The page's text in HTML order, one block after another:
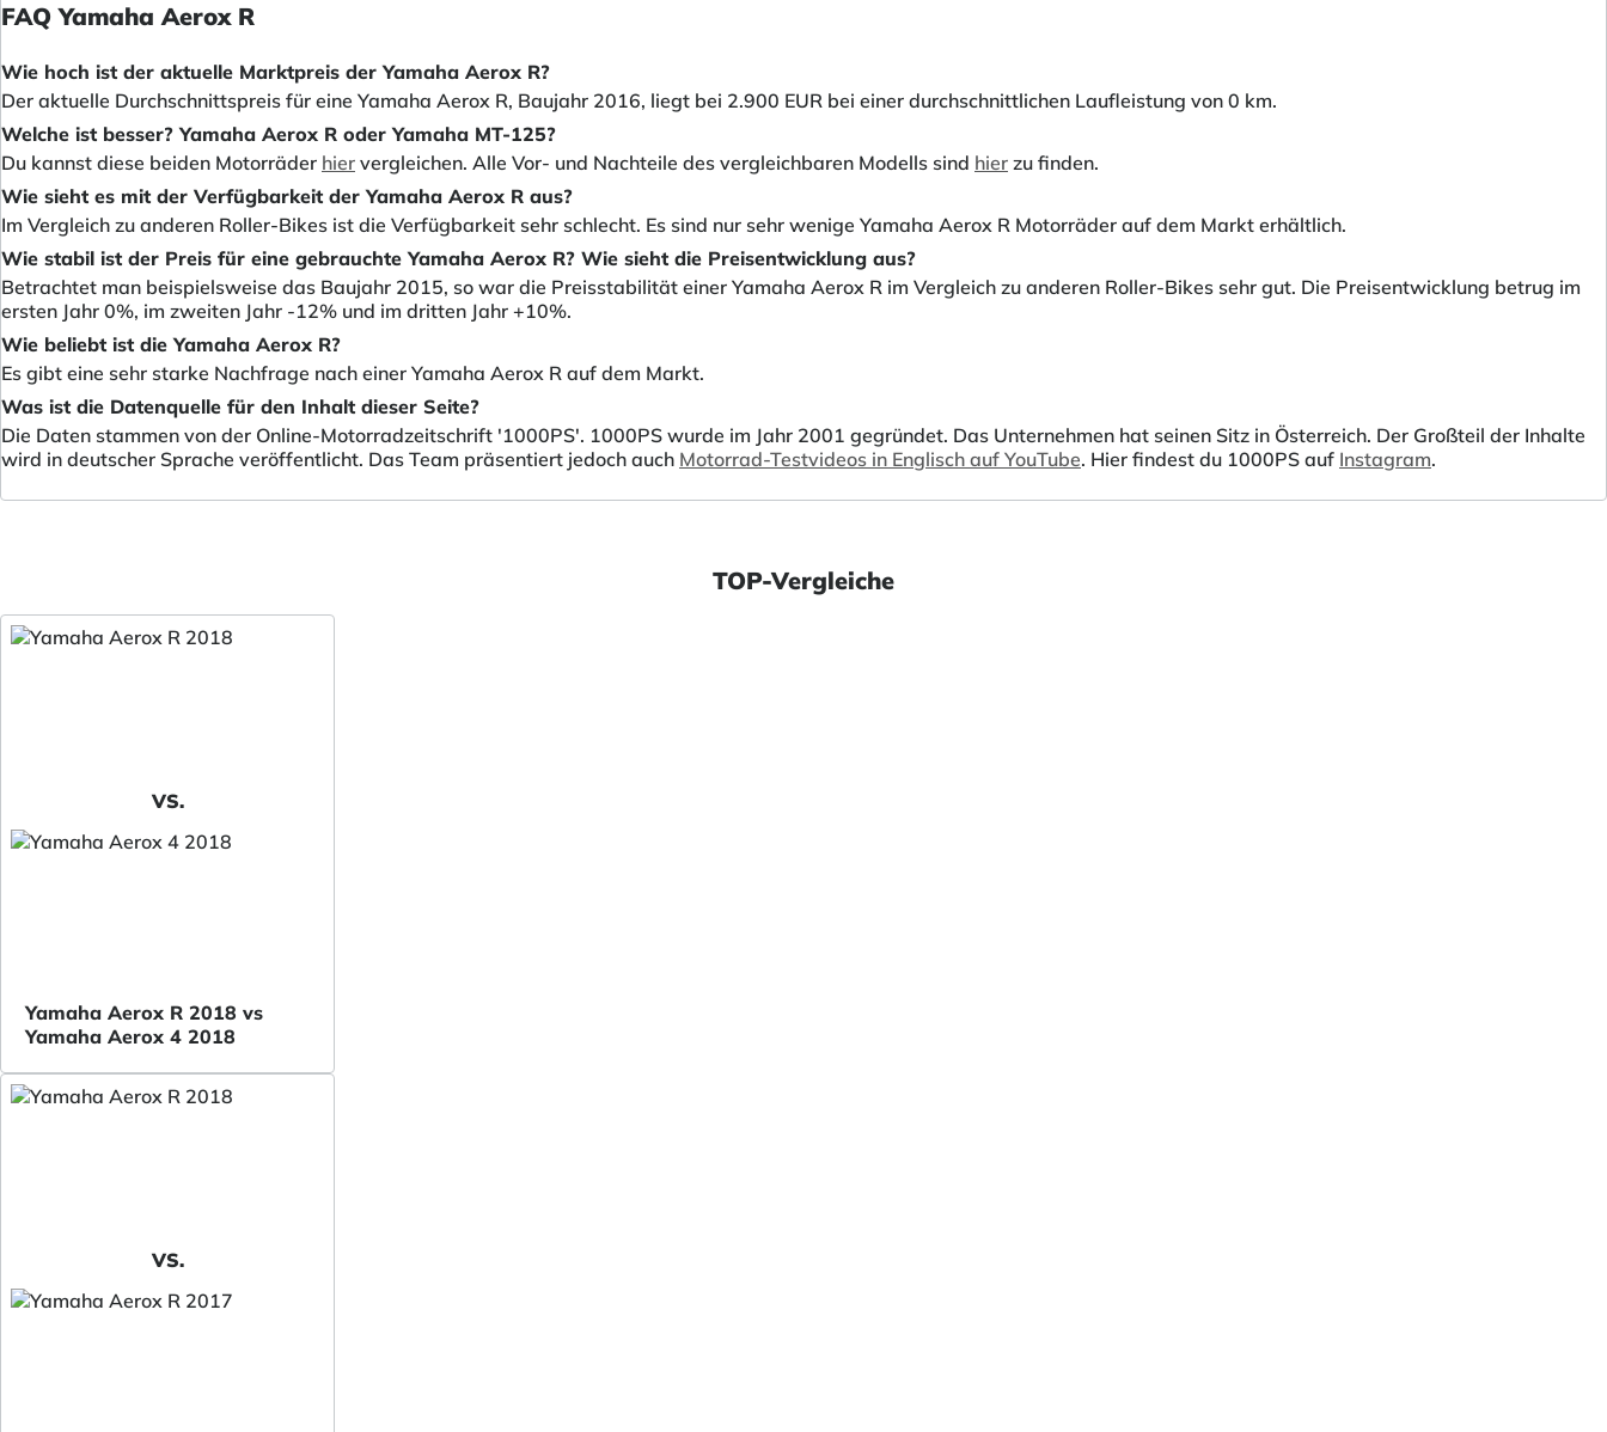
FAQ Yamaha Aerox R
Wie hoch ist der aktuelle Marktpreis der Yamaha Aerox R?
Der aktuelle Durchschnittspreis für eine Yamaha Aerox R, Baujahr 2016, liegt bei 2.900 EUR bei einer durchschnittlichen Laufleistung von 0 km.
Welche ist besser? Yamaha Aerox R oder Yamaha MT-125?
Du kannst diese beiden Motorräder hier vergleichen. Alle Vor- und Nachteile des vergleichbaren Modells sind hier zu finden.
Wie sieht es mit der Verfügbarkeit der Yamaha Aerox R aus?
Im Vergleich zu anderen Roller-Bikes ist die Verfügbarkeit sehr schlecht. Es sind nur sehr wenige Yamaha Aerox R Motorräder auf dem Markt erhältlich.
Wie stabil ist der Preis für eine gebrauchte Yamaha Aerox R? Wie sieht die Preisentwicklung aus?
Betrachtet man beispielsweise das Baujahr 2015, so war die Preisstabilität einer Yamaha Aerox R im Vergleich zu anderen Roller-Bikes sehr gut. Die Preisentwicklung betrug im
ersten Jahr 0%, im zweiten Jahr -12% und im dritten Jahr +10%.
Wie beliebt ist die Yamaha Aerox R?
Es gibt eine sehr starke Nachfrage nach einer Yamaha Aerox R auf dem Markt.
Was ist die Datenquelle für den Inhalt dieser Seite?
Die Daten stammen von der Online-Motorradzeitschrift '1000PS'. 1000PS wurde im Jahr 2001 gegründet. Das Unternehmen hat seinen Sitz in Österreich. Der Großteil der Inhalte
wird in deutscher Sprache veröffentlicht. Das Team präsentiert jedoch auch Motorrad-Testvideos in Englisch auf YouTube. Hier findest du 1000PS auf Instagram.
TOP-Vergleiche
VS.
Yamaha Aerox R 2018 vs
Yamaha Aerox 4 2018
VS.